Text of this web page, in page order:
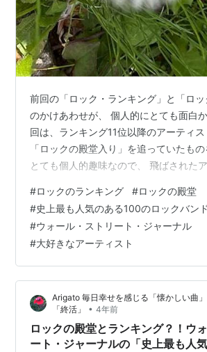
前回の「ロック・ランキング」と「ロッ
のかけあわせが、 個人的にとても面白
回は、ランキング11位以降のアーティ
「ロックの殿堂入り」を追っていたも
とても個人的趣味なので、 飛ばされた
ウォール・ストリート・ジャーナルの「
ある100のロックバンド」より11位以下
トップ10は、自分が子供の頃から聴いて
トばかりでした そして、全員「ロック
す さすがはベスト10ですね
べると…
#ロックのランキング #ロックの殿堂
#史上最も人気のある100のロックバンド
#ウォール・ストリート・ジャーナル
#大好きなアーティスト
Arigato 毎日幸せを感じる「懐かしい曲
「終活」
• 4年前
ロックの殿堂とランキング？！ウ
ート・ジャーナルの「史上最も人